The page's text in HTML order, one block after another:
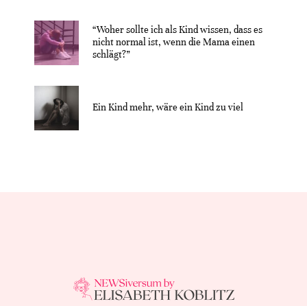
“Woher sollte ich als Kind wissen, dass es
nicht normal ist, wenn die Mama einen
schlägt?”
Ein Kind mehr, wäre ein Kind zu viel